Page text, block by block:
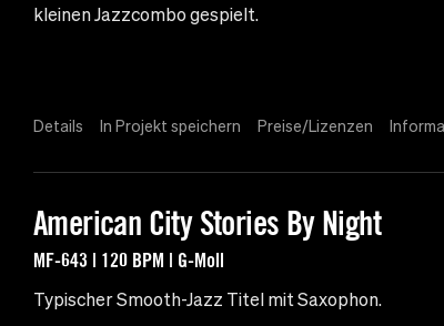
kleinen Jazzcombo gespielt.
Details In Projekt speichern Preise/Lizenzen
American City Stories By Night
MF-643 | 120 BPM | G-Moll
Typischer Smooth-Jazz Titel mit Saxophon.